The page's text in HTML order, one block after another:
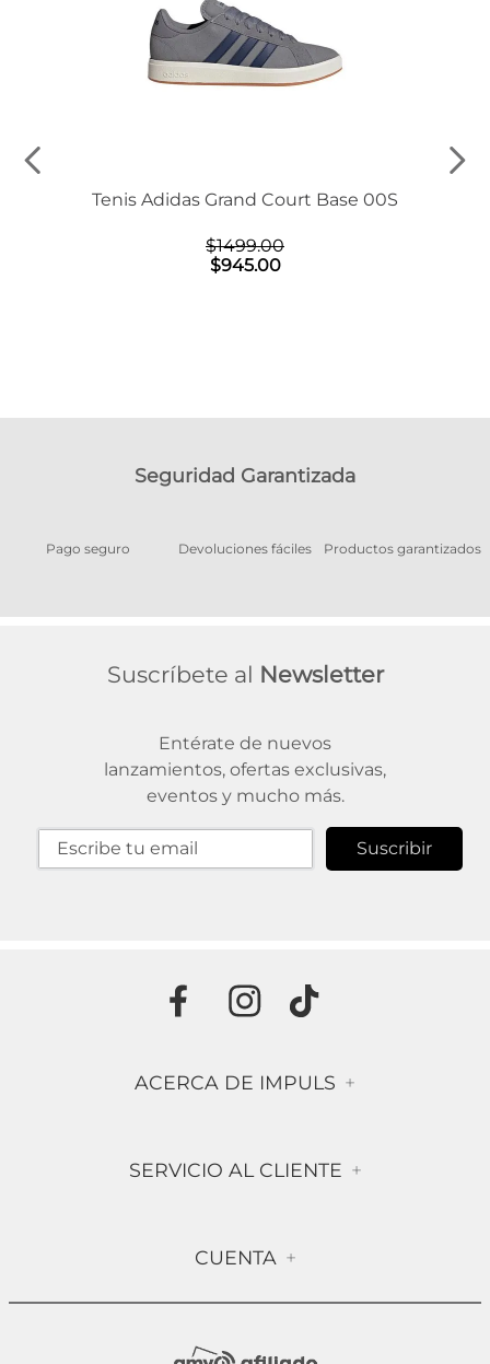
Tenis Adidas Grand Court Base 00S
$1499.00
$945.00
Seguridad Garantizada
Pago seguro Devoluciones fáciles Productos garantizados
Suscríbete al Newsletter
Entérate de nuevos
lanzamientos, ofertas exclusivas,
eventos y mucho más.
Suscribir
ACERCA DE IMPULS +
Contáctanos
Compra Segura
SERVICIO AL CLIENTE +
Política de Devolución
CUENTA +